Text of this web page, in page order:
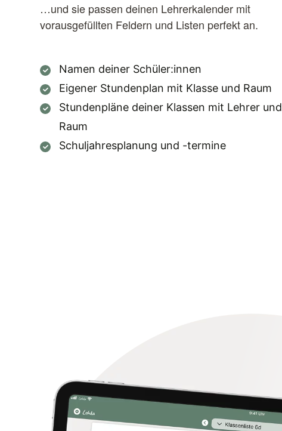
…und sie passen deinen Lehrerkalender mit
vorausgefüllten Feldern und Listen perfekt an.
Namen deiner Schüler:innen
Eigener Stundenplan mit Klasse und Raum
Stundenpläne deiner Klassen mit Lehrer und
Raum
Schuljahresplanung und -termine